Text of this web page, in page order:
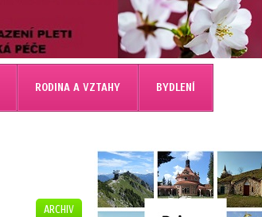
RODINA A VZTAHY BYDLENÍ
ARCHIV